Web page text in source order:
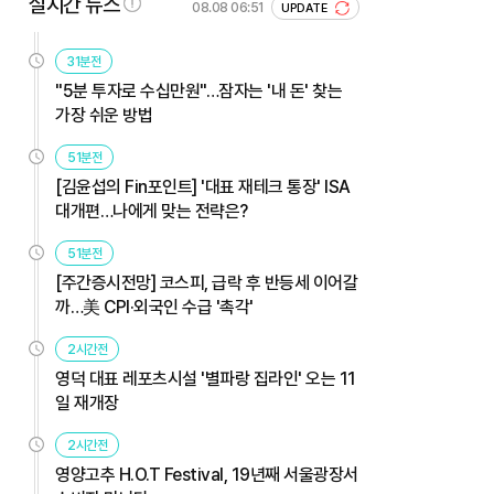
08.08 06:51 UPDATE
31분전
"5분 투자로 수십만원"…잠자는 '내 돈' 찾는
가장 쉬운 방법
51분전
[김윤섭의 Fin포인트] '대표 재테크 통장' ISA
대개편…나에게 맞는 전략은?
51분전
[주간증시전망] 코스피, 급락 후 반등세 이어갈
까…美 CPI·외국인 수급 '촉각'
2시간전
영덕 대표 레포츠시설 '별파랑 집라인' 오는 11
일 재개장
2시간전
영양고추 H.O.T Festival, 19년째 서울광장서